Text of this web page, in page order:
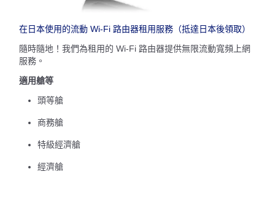
在日本使用的流動 Wi-Fi 路由器租用服務（抵達日本後領取）
隨時隨地！我們為租用的 Wi-Fi 路由器提供無限流動寬頻上網
服務。
適用艙等
頭等艙
商務艙
特級經濟艙
經濟艙